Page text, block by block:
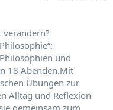
verändern?
und
18 Abenden.Mit
Übungen zur
Alltag und Reflexion
gemeinsam zum